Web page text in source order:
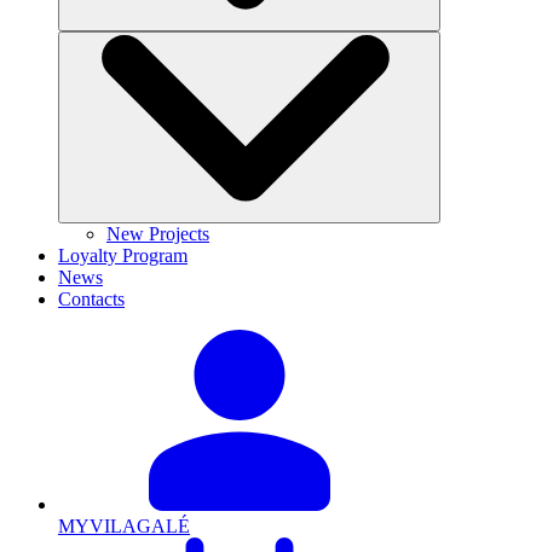
New Projects
Loyalty Program
News
Contacts
MYVILAGALÉ